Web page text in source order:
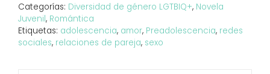
Categorías: Diversidad de género LGTBIQ+, Novela
Juvenil, Romántica
Etiquetas: adolescencia, amor, Preadolescencia, redes
sociales, relaciones de pareja, sexo